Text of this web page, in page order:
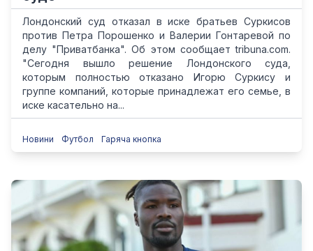
Лондонский суд отказал в иске братьев Суркисов
против Петра Порошенко и Валерии Гонтаревой по
делу "Приватбанка". Об этом сообщает tribuna.com.
"Сегодня вышло решение Лондонского суда,
которым полностью отказано Игорю Суркису и
группе компаний, которые принадлежат его семье, в
иске касательно на...
Новини Футбол Гаряча кнопка